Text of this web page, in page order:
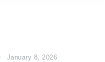
January 8, 2026